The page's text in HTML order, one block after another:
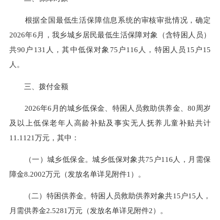
根据全国最低生活保障信息系统的审核审批情况，确定
2026年6月，我乡城乡居民最低生活保障对象（含特困人员）
共90户131人，其中低保对象75户116人，特困人员15户15
人。
三、拨付金额
2026年6月的城乡低保金、特困人员救助供养金、80周岁
及以上低保老年人高龄补贴及事实无人抚养儿童补贴共计
11.1121万元，其中：
（一）城乡低保金。城乡低保对象共75户116人，月需保
障金8.2002万元（发放名单详见附件1）。
（二）特困供养金。特困人员救助供养对象共15户15人，
月需供养金2.5281万元（发放名单详见附件2）。